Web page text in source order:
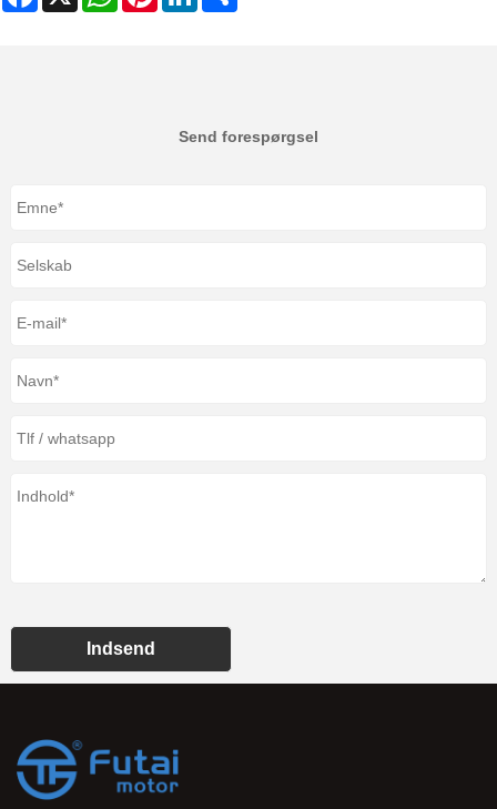
Send forespørgsel
Indsend